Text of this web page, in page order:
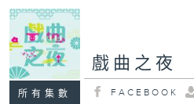
所有集數
戲曲之夜
FACEBOOK